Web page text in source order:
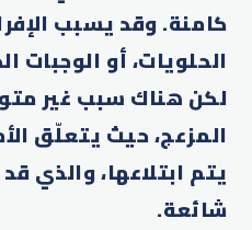
كامنة. وقد يسبب
الحلويات، أو الوجبات
لكن هناك سبب غير
المزعج، حيث يتعلّق
يتم ابتلاعها، والذي
شائعة.